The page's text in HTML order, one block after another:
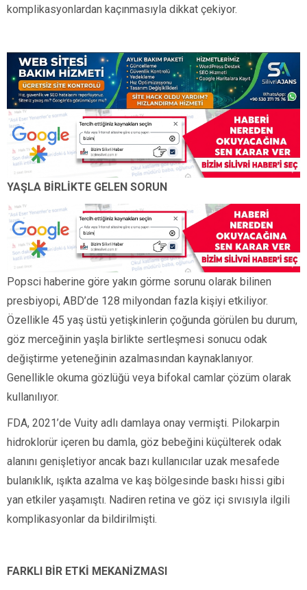
komplikasyonlardan kaçınmasıyla dikkat çekiyor.
YAŞLA BİRLİKTE GELEN SORUN
Popsci haberine göre yakın görme sorunu olarak bilinen
presbiyopi, ABD’de 128 milyondan fazla kişiyi etkiliyor.
Özellikle 45 yaş üstü yetişkinlerin çoğunda görülen bu durum,
göz merceğinin yaşla birlikte sertleşmesi sonucu odak
değiştirme yeteneğinin azalmasından kaynaklanıyor.
Genellikle okuma gözlüğü veya bifokal camlar çözüm olarak
kullanılıyor.
FDA, 2021’de Vuity adlı damlaya onay vermişti. Pilokarpin
hidroklorür içeren bu damla, göz bebeğini küçülterek odak
alanını genişletiyor ancak bazı kullanıcılar uzak mesafede
bulanıklık, ışıkta azalma ve kaş bölgesinde baskı hissi gibi
yan etkiler yaşamıştı. Nadiren retina ve göz içi sıvısıyla ilgili
komplikasyonlar da bildirilmişti.
FARKLI BİR ETKİ MEKANİZMASI